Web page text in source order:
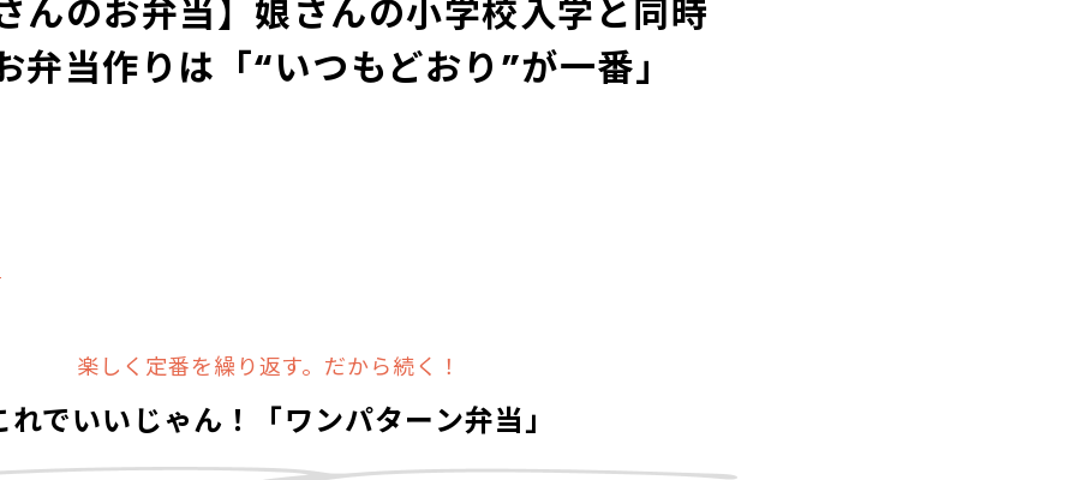
んのお弁当】娘さんの小学校入学と同時
弁当作りは「“いつもどおり”が一番」
楽しく定番を繰り返す。だから続く！
れでいいじゃん！「ワンパターン弁当」